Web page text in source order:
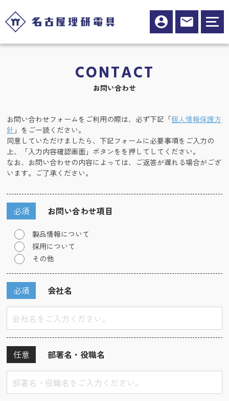
CONTACT
お問い合わせ
お問い合わせフォームをご利用の際は、必ず下記「個人情報保護方
針 」をご一読ください。
同意していただけましたら、下記フォームに必要事項をご入力の
上、「入力内容確認画面」ボタンをを押してしてください。
なお、お問い合わせの内容によっては、ご返答が遅れる場合がござ
います。ご了承ください。
お問い合わせ項目
必須
製品情報について
採用について
その他
会社名
必須
部署名・役職名
任意